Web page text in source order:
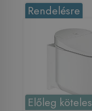
Rendelésre
Előleg köteles